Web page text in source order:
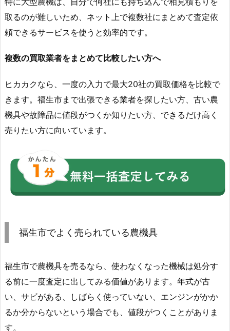
取るのが難しいため、ネット上で複数社にまとめて査定依
頼できるサービスを使うと効率的です。
複数の買取業者をまとめて比較したい方へ
ヒカカクなら、一度の入力で最大20社の買取価格を比較で
きます。福生市まで出張できる業者を探したい方、古い農
機具や故障品に値段がつくか知りたい方、できるだけ高く
売りたい方に向いています。
福生市でよく売られている農機具
福生市で農機具を売るなら、使わなくなった機械は処分す
る前に一度査定に出してみる価値があります。年式が古
い、サビがある、しばらく使っていない、エンジンがかか
るか分からないという場合でも、値段がつくことがありま
す。